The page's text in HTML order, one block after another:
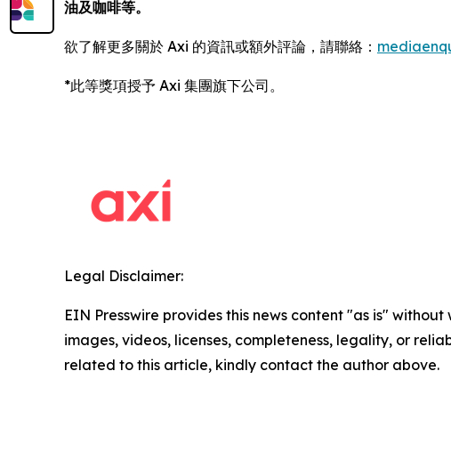
油及咖啡等。
欲了解更多關於 Axi 的資訊或額外評論，請聯絡：
*此等獎項授予 Axi 集團旗下公司。
Legal Disclaimer:
EIN Presswire provides this news content "as is"
images, videos, licenses, completeness, legality, or
related to this article, kindly contact the author above.